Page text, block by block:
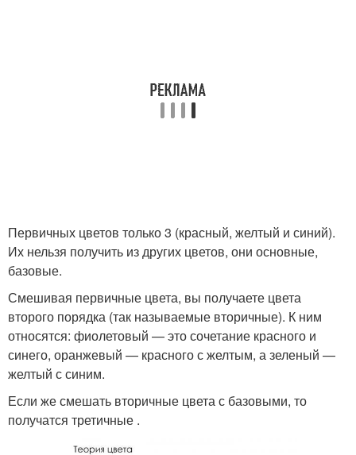
Первичных цветов только 3 (красный, желтый и синий).
Их нельзя получить из других цветов, они основные,
базовые.
Смешивая первичные цвета, вы получаете цвета
второго порядка (так называемые вторичные). К ним
относятся: фиолетовый — это сочетание красного и
синего, оранжевый — красного с желтым, а зеленый —
желтый с синим.
Если же смешать вторичные цвета с базовыми, то
получатся третичные .